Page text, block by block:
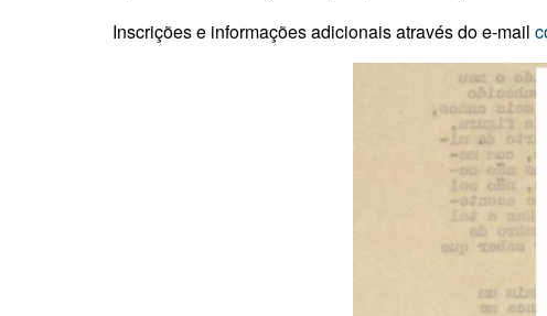
Inscrições e informações adicionais através do e-mail